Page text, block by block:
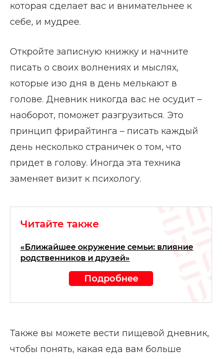
которая сделает вас и внимательнее к
себе, и мудрее.
Откройте записную книжку и начните
писать о своих волнениях и мыслях,
которые изо дня в день мелькают в
голове. Дневник никогда вас не осудит –
наоборот, поможет разгрузиться. Это
принцип фрирайтинга – писать каждый
день несколько страничек о том, что
придет в голову. Иногда эта техника
заменяет визит к психологу.
Читайте также
«Ближайшее окружение семьи: влияние
родственников и друзей»
Подробнее
Также вы можете вести пищевой дневник,
чтобы понять, какая еда вам больше